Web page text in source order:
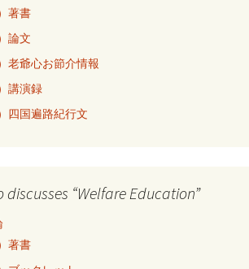
著書
論文
老爺心お節介情報
講演録
四国遍路紀行文
“Welfare Education”
著書